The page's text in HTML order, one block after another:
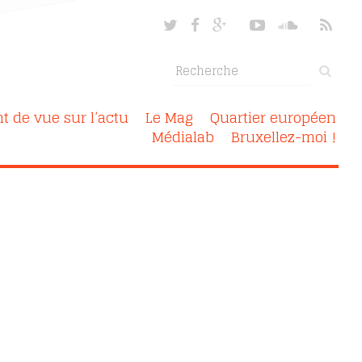
de vue sur l’actu Le Mag Quartier européen
Médialab Bruxellez-moi !